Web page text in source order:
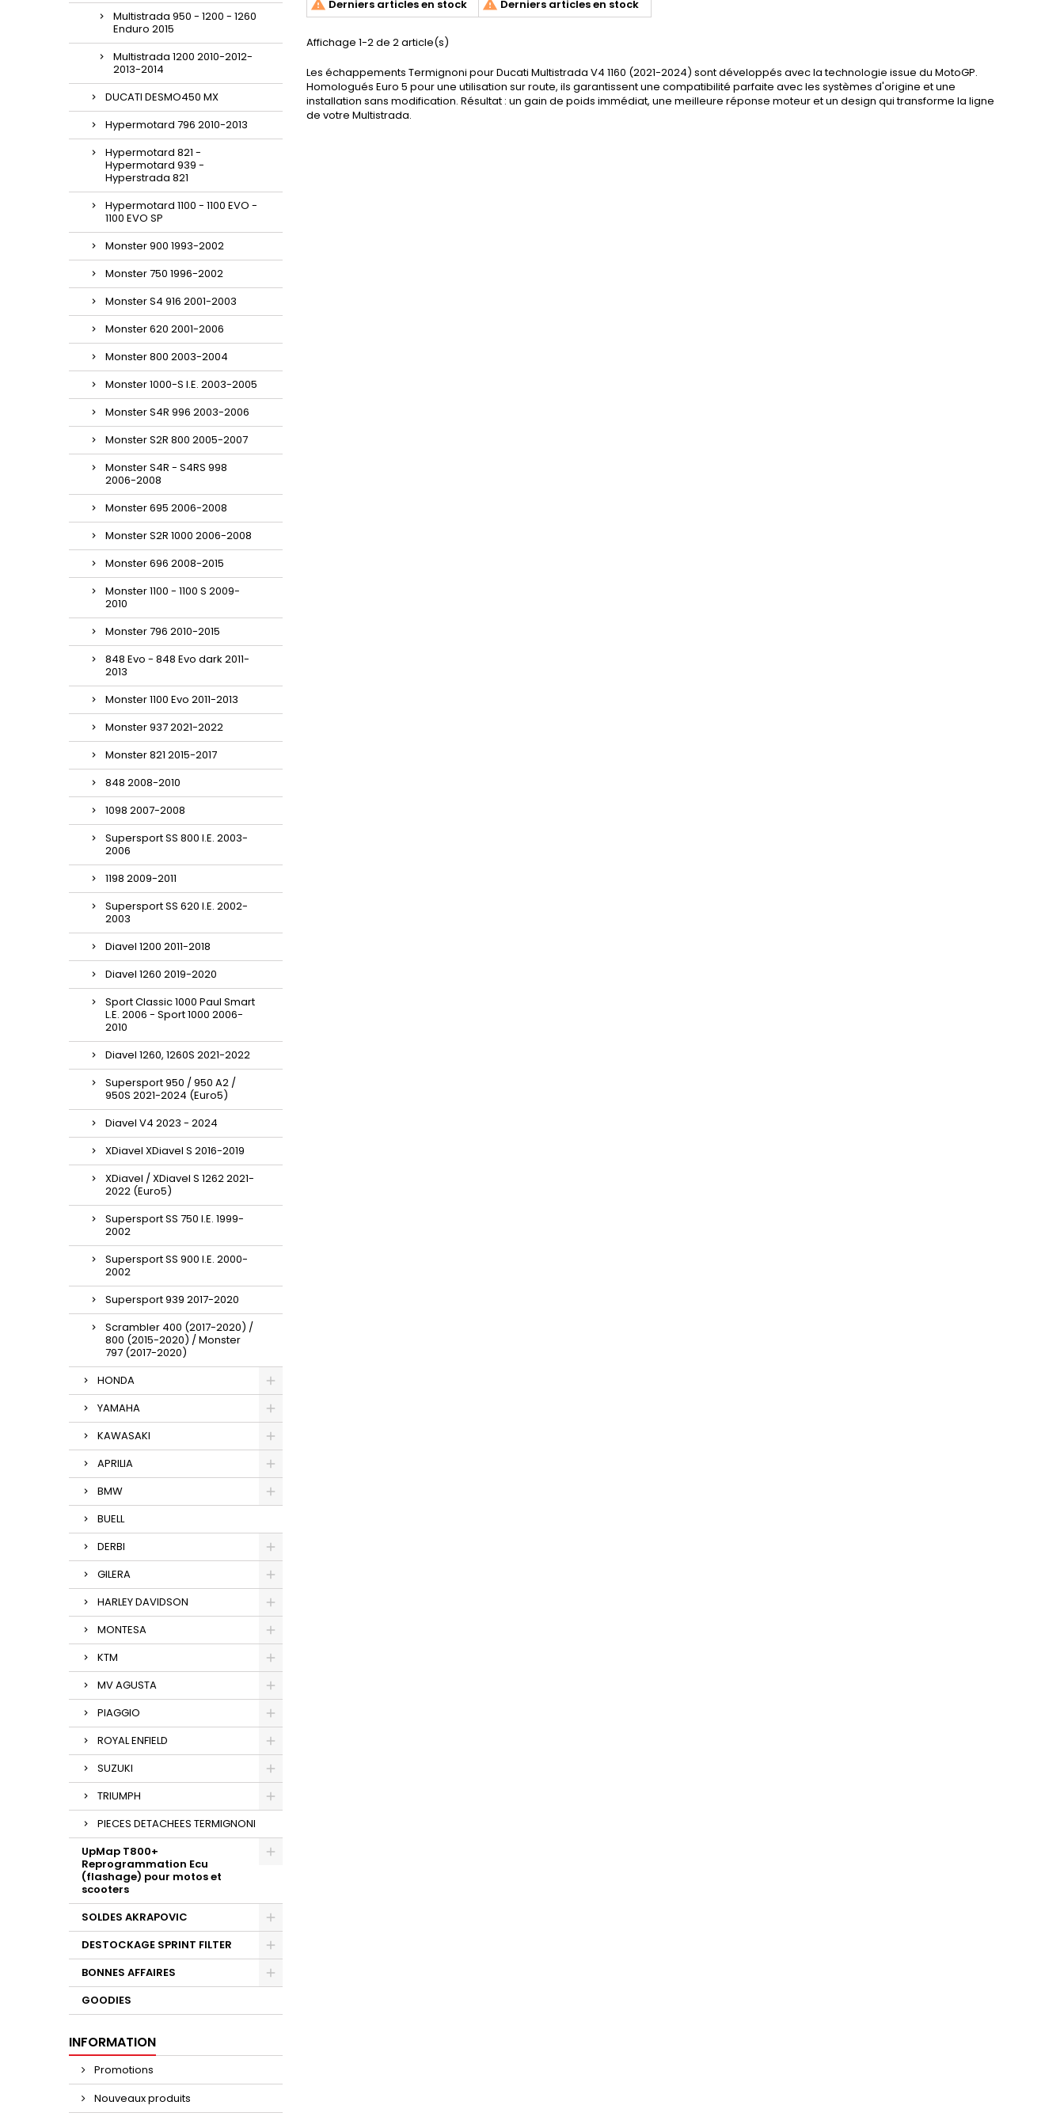
Multistrada 950 - 1200 - 1260
Enduro 2015
Multistrada 1200 2010-2012-
2013-2014
DUCATI DESMO450 MX
Hypermotard 796 2010-2013
Hypermotard 821 -
Hypermotard 939 -
Hyperstrada 821
Hypermotard 1100 - 1100 EVO -
1100 EVO SP
Monster 900 1993-2002
Monster 750 1996-2002
Monster S4 916 2001-2003
Monster 620 2001-2006
Monster 800 2003-2004
Monster 1000-S I.E. 2003-2005
Monster S4R 996 2003-2006
Monster S2R 800 2005-2007
Monster S4R - S4RS 998
2006-2008
Monster 695 2006-2008
Monster S2R 1000 2006-2008
Monster 696 2008-2015
Monster 1100 - 1100 S 2009-
2010
Monster 796 2010-2015
848 Evo - 848 Evo dark 2011-
2013
Monster 1100 Evo 2011-2013
Monster 937 2021-2022
Monster 821 2015-2017
848 2008-2010
1098 2007-2008
Supersport SS 800 I.E. 2003-
2006
1198 2009-2011
Supersport SS 620 I.E. 2002-
2003
Diavel 1200 2011-2018
Diavel 1260 2019-2020
Sport Classic 1000 Paul Smart
L.E. 2006 - Sport 1000 2006-
2010
Diavel 1260, 1260S 2021-2022
Supersport 950 / 950 A2 /
950S 2021-2024 (Euro5)
Diavel V4 2023 - 2024
XDiavel XDiavel S 2016-2019
XDiavel / XDiavel S 1262 2021-
2022 (Euro5)
Supersport SS 750 I.E. 1999-
2002
Supersport SS 900 I.E. 2000-
2002
Supersport 939 2017-2020
Scrambler 400 (2017-2020) /
800 (2015-2020) / Monster
797 (2017-2020)
HONDA
YAMAHA
KAWASAKI
APRILIA
BMW
BUELL
DERBI
GILERA
HARLEY DAVIDSON
MONTESA
KTM
MV AGUSTA
PIAGGIO
ROYAL ENFIELD
SUZUKI
TRIUMPH
PIECES DETACHEES TERMIGNONI
UpMap T800+
Reprogrammation Ecu
(flashage) pour motos et
scooters
SOLDES AKRAPOVIC
DESTOCKAGE SPRINT FILTER
BONNES AFFAIRES
GOODIES
INFORMATION
Promotions
Nouveaux produits
11.400 trs/min. livré avec
protection carbone. Ce
produit procurera à votre
Multistrada V4 une sonorité
raffinée et un look amélioré.
Apportez à votre Multistrada
V4 une...
 Derniers articles en stock
de 2021-2024. Livré avec
combine legèreté,
performance et design
premium, tout en respectant
les normes...
 Derniers articles en stock
Affichage 1-2 de 2 article(s)
Les échappements Termignoni pour Ducati Multistrada V4 1160 (2021-2024) sont développés avec la technologie issue du MotoGP.
Homologués Euro 5 pour une utilisation sur route, ils garantissent une compatibilité parfaite avec les systèmes d'origine et une
installation sans modification. Résultat : un gain de poids immédiat, une meilleure réponse moteur et un design qui transforme la ligne
de votre Multistrada.